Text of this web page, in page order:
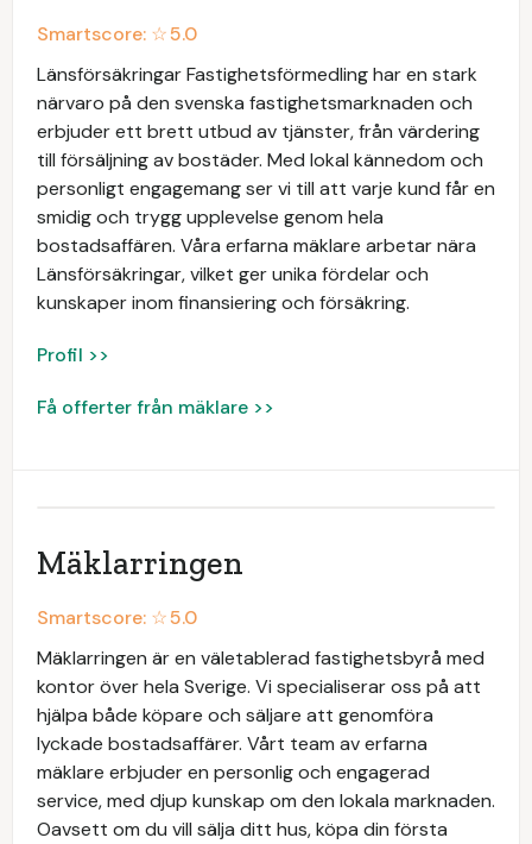
Smartscore: ☆5.0
Länsförsäkringar Fastighetsförmedling har en stark
närvaro på den svenska fastighetsmarknaden och
erbjuder ett brett utbud av tjänster, från värdering
till försäljning av bostäder. Med lokal kännedom och
personligt engagemang ser vi till att varje kund får en
smidig och trygg upplevelse genom hela
bostadsaffären. Våra erfarna mäklare arbetar nära
Länsförsäkringar, vilket ger unika fördelar och
kunskaper inom finansiering och försäkring.
Profil >>
Få offerter från mäklare >>
Mäklarringen
Smartscore: ☆5.0
Mäklarringen är en väletablerad fastighetsbyrå med
kontor över hela Sverige. Vi specialiserar oss på att
hjälpa både köpare och säljare att genomföra
lyckade bostadsaffärer. Vårt team av erfarna
mäklare erbjuder en personlig och engagerad
service, med djup kunskap om den lokala marknaden.
Oavsett om du vill sälja ditt hus, köpa din första